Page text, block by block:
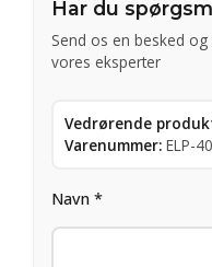
Har du
Send os en besked
vores eksperter
Vedrørende
Varenummer: ELP-
Navn *